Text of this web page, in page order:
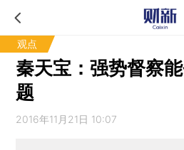
观点
秦天宝：强势督察
题
2016年11月21日 10:07